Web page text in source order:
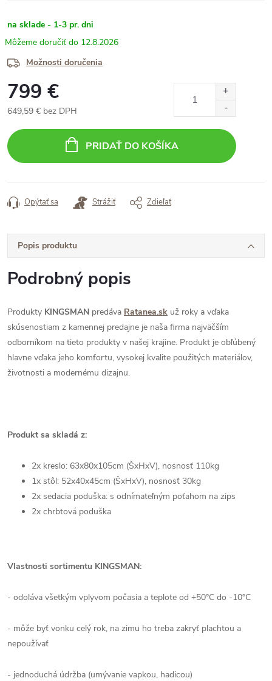
na sklade - 1-3 pr. dni
12.8.2026
Možnosti doručenia
799 €
649,59 € bez DPH
cena:
PRIDAŤ DO KOŠÍKA
Opýtať sa Strážiť Zdieľať
Popis produktu
Podrobný popis
Produkty KINGSMAN predáva Ratanea.sk už roky a vďaka
skúsenostiam z kamennej predajne je naša firma najväčším
odborníkom na tieto produkty v našej krajine. Produkt je obľúbený
hlavne vďaka jeho komfortu, vysokej kvalite použitých materiálov,
životnosti a modernému dizajnu.
Produkt sa skladá z:
2x kreslo: 63x80x105cm (ŠxHxV), nosnosť 110kg
1x stôl: 52x40x45cm (ŠxHxV), nosnosť 30kg
2x sedacia poduška: s odnímateľným poťahom na zips
2x chrbtová poduška
Vlastnosti sortimentu KINGSMAN:
- odoláva všetkým vplyvom počasia a teplote od +50°C do -10°C
- môže byť vonku celý rok, na zimu ho treba zakryť plachtou a
nepoužívať
- jednoduchá údržba (umývanie vapkou, hadicou)